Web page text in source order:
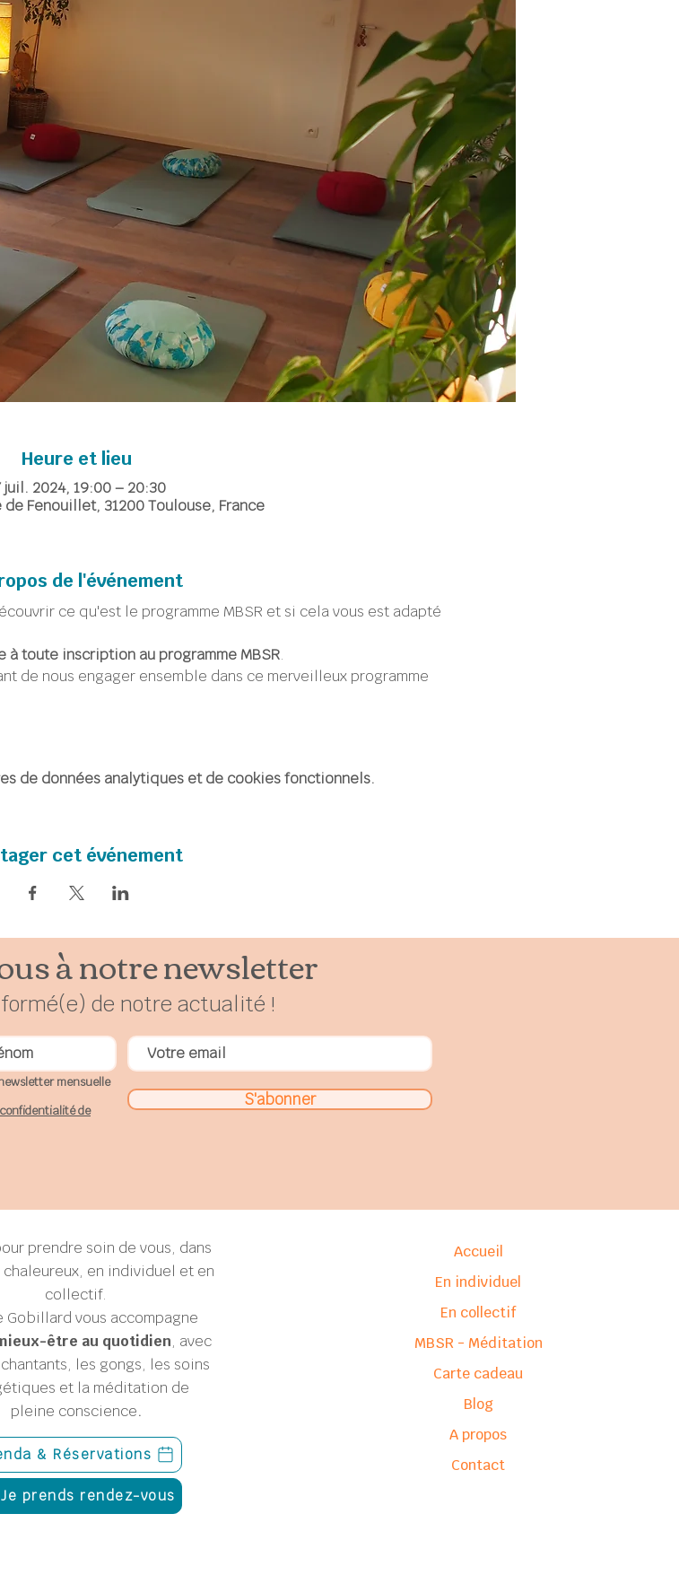
Heure et lieu
juil. 2024, 19:00 – 20:30
de Fenouillet, 31200 Toulouse, France
de l'événement
ce qu'est le programme MBSR et si cela vous est adapté
à toute inscription au programme MBSR.
de nous engager ensemble dans ce merveilleux programme
de données analytiques et de cookies fonctionnels.
cet événement
à notre newsletter
formé(e) de notre actualité !
mensuelle
de
S'abonner
prendre soin de vous, dans
chaleureux, en individuel et en
collectif.
Gobillard vous accompagne
être au quotidien, avec
les gongs, les soins
et la méditation de
pleine conscience.
& Réservations
Je prends rendez-vous
Accueil
En individuel
En collectif
MBSR - Méditation
Carte cadeau
Blog
A propos
Contact